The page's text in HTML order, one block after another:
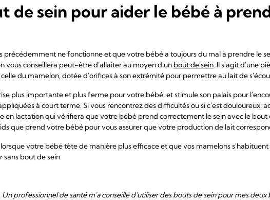
de sein pour aider le bébé à
précédemment ne fonctionne et que votre bébé a toujours du mal à prendre le
vous conseillera peut-être d'allaiter au moyen d'un bout de sein. Il s'agit d'une
du mamelon, dotée d'orifices à son extrémité pour permettre au lait de
plus importante et plus ferme pour votre bébé, et stimule son palais pour
à court terme. Si vous rencontrez des difficultés ou si c'est douloureux,
lactation qui vérifiera que votre bébé prend correctement le sein avec le bout
que prend votre bébé pour vous assurer que votre production de lait
votre bébé tète de manière plus efficace et que vos mamelons s'habituent
sans bout de sein.
professionnel de santé m'a conseillé d'utiliser des bouts de sein pour mes deux